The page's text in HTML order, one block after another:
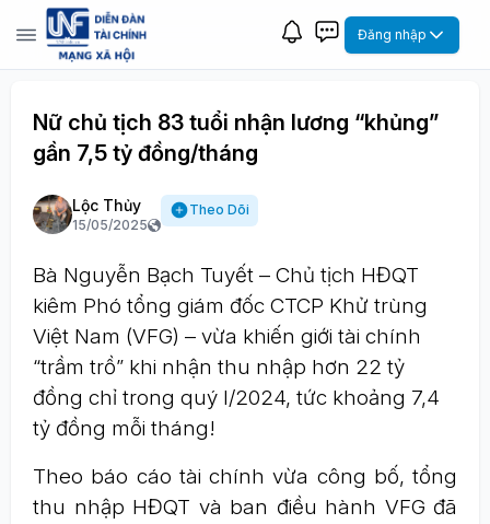
Đăng nhập
Nữ chủ tịch 83 tuổi nhận lương “khủng”
gần 7,5 tỷ đồng/tháng
Lộc Thủy
15/05/2025
Theo Dõi
Bà Nguyễn Bạch Tuyết – Chủ tịch HĐQT
kiêm Phó tổng giám đốc CTCP Khử trùng
Việt Nam (VFG) – vừa khiến giới tài chính
“trầm trồ” khi nhận thu nhập hơn 22 tỷ
đồng chỉ trong quý I/2024, tức khoảng 7,4
tỷ đồng mỗi tháng!
Theo báo cáo tài chính vừa công bố, tổng
thu nhập HĐQT và ban điều hành VFG đã